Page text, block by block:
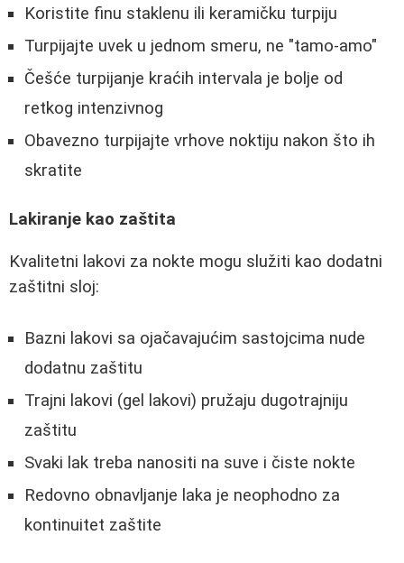
Koristite finu staklenu ili keramičku turpiju
Turpijajte uvek u jednom smeru, ne "tamo-amo"
Češće turpijanje kraćih intervala je bolje od
retkog intenzivnog
Obavezno turpijajte vrhove noktiju nakon što ih
skratite
Lakiranje kao zaštita
Kvalitetni lakovi za nokte mogu služiti kao dodatni
zaštitni sloj:
Bazni lakovi sa ojačavajućim sastojcima nude
dodatnu zaštitu
Trajni lakovi (gel lakovi) pružaju dugotrajniju
zaštitu
Svaki lak treba nanositi na suve i čiste nokte
Redovno obnavljanje laka je neophodno za
kontinuitet zaštite